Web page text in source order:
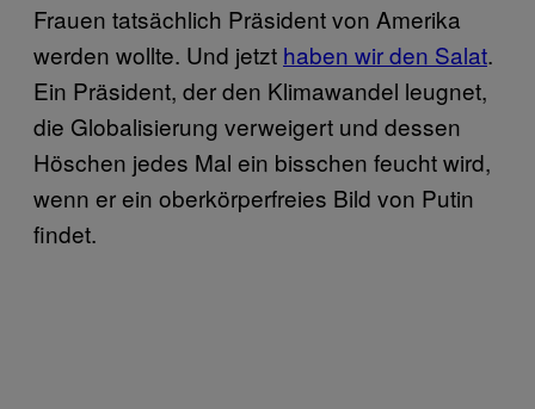
Frauen tatsächlich Präsident von Amerika
werden wollte. Und jetzt haben wir den Salat.
Ein Präsident, der den Klimawandel leugnet,
die Globalisierung verweigert und dessen
Höschen jedes Mal ein bisschen feucht wird,
wenn er ein oberkörperfreies Bild von Putin
findet.